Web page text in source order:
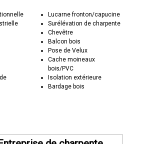
Lucarne fronton/capucine
Surélévation de charpente
Chevêtre
Balcon bois
Pose de Velux
Cache moineaux
bois/PVC
Isolation extérieure
Bardage bois